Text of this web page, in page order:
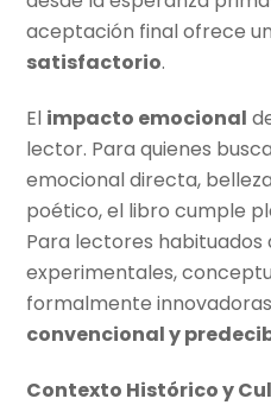
aceptación final ofrece un
satisfactorio.
El impacto emocional
lector. Para quienes
emocional directa,
poético, el libro cumple
Para lectores habituados
experimentales,
formalmente
convencional y
Contexto Histórico y